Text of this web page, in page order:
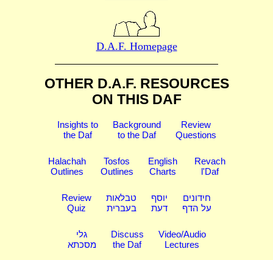
D.A.F. Homepage
OTHER D.A.F. RESOURCES
ON THIS DAF
Insights to
the Daf
Background
to the Daf
Review
Questions
Halachah
Outlines
Tosfos
Outlines
English
Charts
Revach
l'Daf
Review
Quiz
טבלאות
בעברית
יוסף
דעת
חידונים
על הדף
גלי
מסכתא
Discuss
the Daf
Video/Audio
Lectures